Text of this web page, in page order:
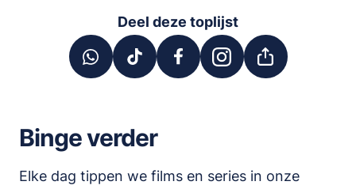
Deel deze toplijst
Binge verder
Elke dag tippen we films en series in onze